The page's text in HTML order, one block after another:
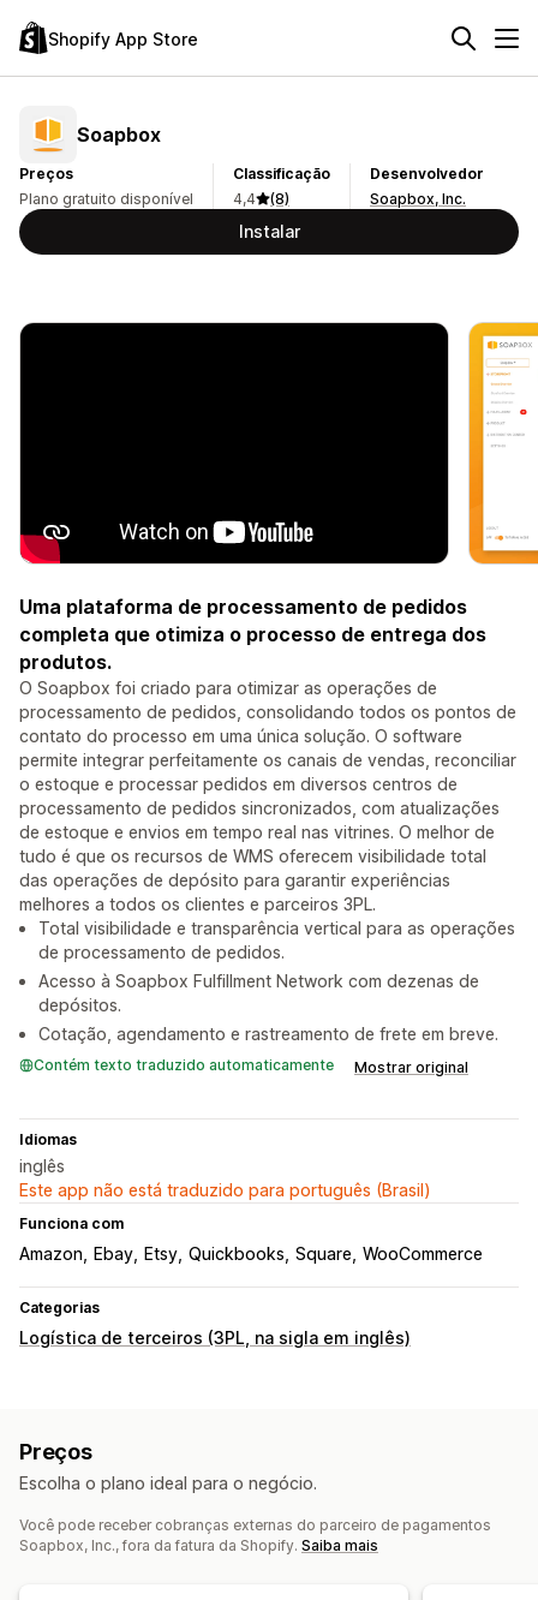
Shopify App Store
Soapbox
Preços
Plano gratuito disponível
Classificação
4,4
(8)
Desenvolvedor
Soapbox, Inc.
Instalar
Uma plataforma de processamento de pedidos
completa que otimiza o processo de entrega dos
produtos.
O Soapbox foi criado para otimizar as operações de
processamento de pedidos, consolidando todos os pontos de
contato do processo em uma única solução. O software
permite integrar perfeitamente os canais de vendas, reconciliar
o estoque e processar pedidos em diversos centros de
processamento de pedidos sincronizados, com atualizações
de estoque e envios em tempo real nas vitrines. O melhor de
tudo é que os recursos de WMS oferecem visibilidade total
das operações de depósito para garantir experiências
melhores a todos os clientes e parceiros 3PL.
Total visibilidade e transparência vertical para as operações
de processamento de pedidos.
Acesso à Soapbox Fulfillment Network com dezenas de
depósitos.
Cotação, agendamento e rastreamento de frete em breve.
Contém texto traduzido automaticamente Mostrar original
Idiomas
inglês
Este app não está traduzido para português (Brasil)
Funciona com
Amazon Ebay Etsy Quickbooks Square WooCommerce
Categorias
Logística de terceiros (3PL, na sigla em inglês)
Preços
Escolha o plano ideal para o negócio.
Você pode receber cobranças externas do parceiro de pagamentos
Soapbox, Inc., fora da fatura da Shopify. Saiba mais